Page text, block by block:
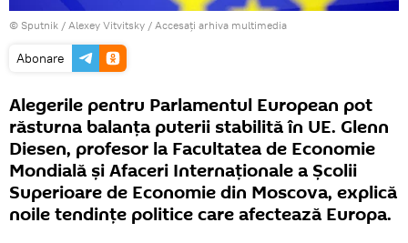
© Sputnik / Alexey Vitvitsky / Accesați arhiva multimedia
Abonare
Alegerile pentru Parlamentul European pot
răsturna balanța puterii stabilită în UE. Glenn
Diesen, profesor la Facultatea de Economie
Mondială și Afaceri Internaționale a Școlii
Superioare de Economie din Moscova, explică
noile tendințe politice care afectează Europa.